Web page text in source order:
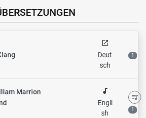
open_in_new
Deut
sch
1
Marrion audiotrack
Engli
sh
queue_music
1